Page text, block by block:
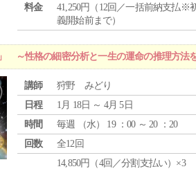
料金
41,250円（12回／一括前納支払※
義開始前まで）
～性格の細密分析と一生の運命の推理方法
講師
狩野 みどり
日程
1月 18日 ～ 4月 5日
時間
毎週 （水） 19 ：00 ～ 20 ：20
回数
全12回
14,850円（4回／分割支払い）×3